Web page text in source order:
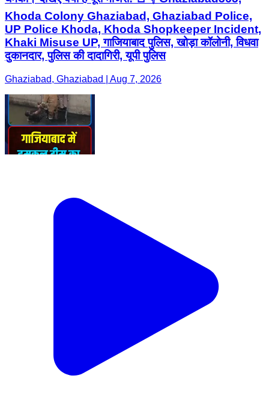
Khoda Colony Ghaziabad, Ghaziabad Police,
UP Police Khoda, Khoda Shopkeeper Incident,
Khaki Misuse UP, गाजियाबाद पुलिस, खोड़ा कॉलोनी, विधवा
दुकानदार, पुलिस की दादागिरी, यूपी पुलिस
Ghaziabad, Ghaziabad | Aug 7, 2026